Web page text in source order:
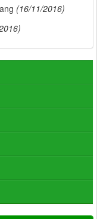
(16/11/2016)